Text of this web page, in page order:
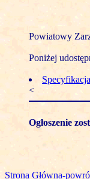
Powiatowy
Poniżej
<
Ogłoszenie
Strona Główna-